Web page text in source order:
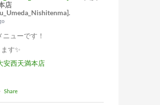
店
ューです！
す✨
安西天満本店
Share